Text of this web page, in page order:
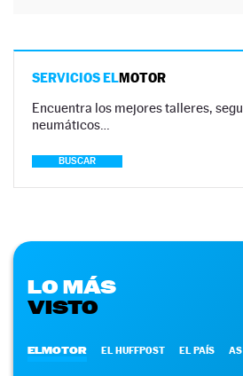
SERVICIOS ELMOTOR
Encuentra los mejores talleres,
neumáticos…
BUSCAR
LO MÁS
VISTO
ELMOTOR EL HUFFPOST EL PAÍS AS